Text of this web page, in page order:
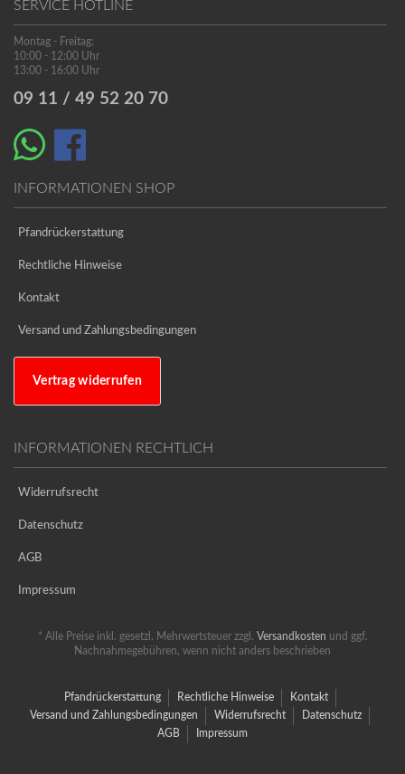
SERVICE HOTLINE
Montag - Freitag:
10:00 - 12:00 Uhr
13:00 - 16:00 Uhr
09 11 / 49 52 20 70
INFORMATIONEN SHOP
Pfandrückerstattung
Rechtliche Hinweise
Kontakt
Versand und Zahlungsbedingungen
Vertrag widerrufen
INFORMATIONEN RECHTLICH
Widerrufsrecht
Datenschutz
AGB
Impressum
* Alle Preise inkl. gesetzl. Mehrwertsteuer zzgl. Versandkosten und ggf.
Nachnahmegebühren, wenn nicht anders beschrieben
Pfandrückerstattung Rechtliche Hinweise
Kontakt
Versand und Zahlungsbedingungen
Widerrufsrecht
Datenschutz
AGB
Impressum